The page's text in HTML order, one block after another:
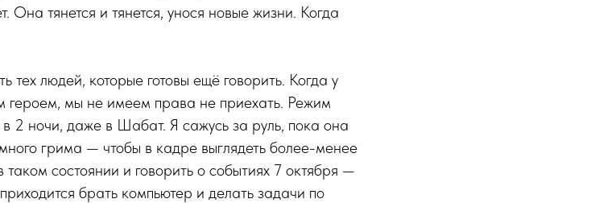
Она тянется и тянется, унося новые жизни. Когда
людей, которые готовы ещё говорить. Когда у
героем, мы не имеем права не приехать. Режим
2 ночи, даже в Шабат. Я сажусь за руль, пока она
грима — чтобы в кадре выглядеть более-менее
состоянии и говорить о событиях 7 октября —
брать компьютер и делать задачи по